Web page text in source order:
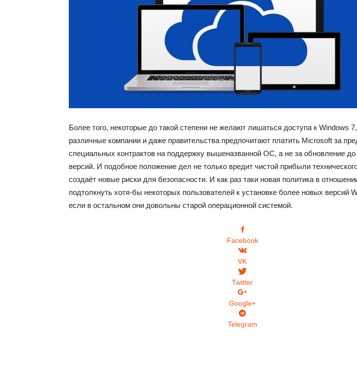
Более того, некоторые до такой степени не желают лишаться доступа к Windows
различные компании и даже правительства предпочитают платить Microsoft за
специальных контрактов на поддержку вышеназванной ОС, а не за обновление
версий. И подобное положение дел не только вредит чистой прибыли технического
создаёт новые риски для безопасности. И как раз таки новая политика в
подтолкнуть хотя-бы некоторых пользователей к установке более новых версий
если в остальном они довольны старой операционной системой.
Facebook
VK
Twitter
Google+
Telegram